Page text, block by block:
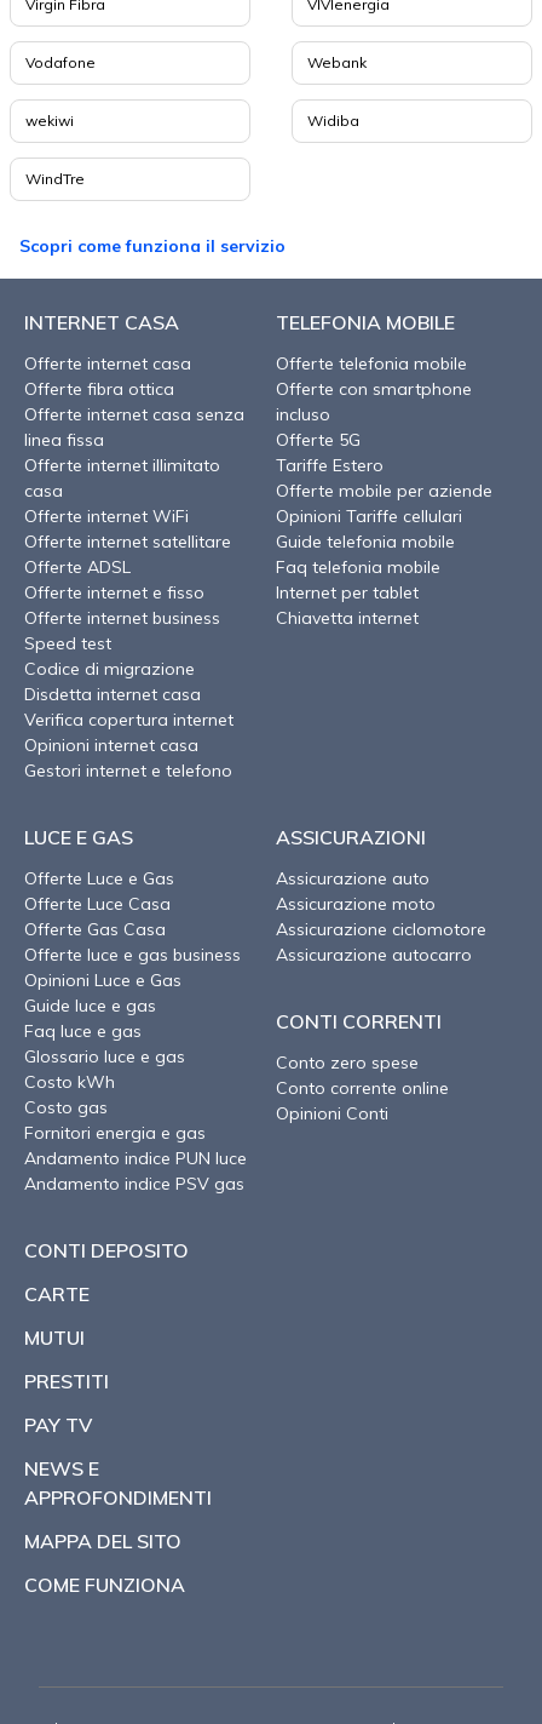
Virgin Fibra VIVIenergia
Vodafone Webank
wekiwi Widiba
WindTre
Scopri come funziona il servizio
INTERNET CASA
Offerte internet casa
Offerte fibra ottica
Offerte internet casa senza
linea fissa
Offerte internet illimitato
casa
Offerte internet WiFi
Offerte internet satellitare
Offerte ADSL
Offerte internet e fisso
Offerte internet business
Speed test
Codice di migrazione
Disdetta internet casa
Verifica copertura internet
Opinioni internet casa
Gestori internet e telefono
TELEFONIA MOBILE
Offerte telefonia mobile
Offerte con smartphone
incluso
Offerte 5G
Tariffe Estero
Offerte mobile per aziende
Opinioni Tariffe cellulari
Guide telefonia mobile
Faq telefonia mobile
Internet per tablet
Chiavetta internet
LUCE E GAS
Offerte Luce e Gas
Offerte Luce Casa
Offerte Gas Casa
Offerte luce e gas business
Opinioni Luce e Gas
Guide luce e gas
Faq luce e gas
Glossario luce e gas
Costo kWh
Costo gas
Fornitori energia e gas
Andamento indice PUN luce
Andamento indice PSV gas
ASSICURAZIONI
Assicurazione auto
Assicurazione moto
Assicurazione ciclomotore
Assicurazione autocarro
CONTI CORRENTI
Conto zero spese
Conto corrente online
Opinioni Conti
CONTI DEPOSITO
CARTE
MUTUI
PRESTITI
PAY TV
NEWS E
APPROFONDIMENTI
MAPPA DEL SITO
COME FUNZIONA